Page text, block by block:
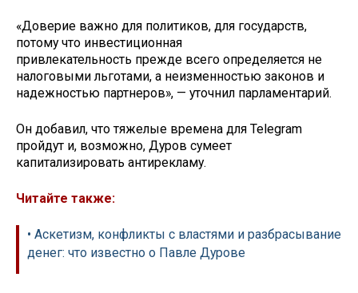
«Доверие важно для политиков, для государств,
потому что инвестиционная
привлекательность прежде всего определяется не
налоговыми льготами, а неизменностью законов и
надежностью партнеров», — уточнил парламентарий.
Он добавил, что тяжелые времена для Telegram
пройдут и, возможно, Дуров сумеет
капитализировать антирекламу.
Читайте также:
• Аскетизм, конфликты с властями и разбрасывание
денег: что известно о Павле Дурове